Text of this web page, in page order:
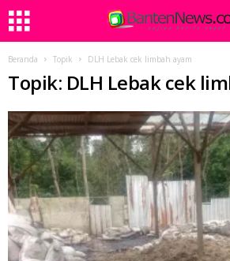
Beranda Topik DLH Lebak cek limbah ayam
Topik: DLH Lebak cek